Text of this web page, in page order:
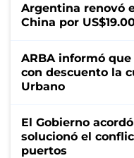
Argentina renovó
China por
ARBA informó
con descuento la
Urbano
El Gobierno
solucionó el
puertos